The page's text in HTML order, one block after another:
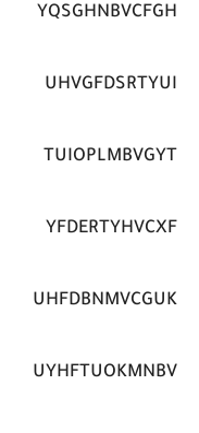
YQSGHNBVCFGH
UHVGFDSRTYUI
TUIOPLMBVGYT
YFDERTYHVCXF
UHFDBNMVCGUK
UYHFTUOKMNBV